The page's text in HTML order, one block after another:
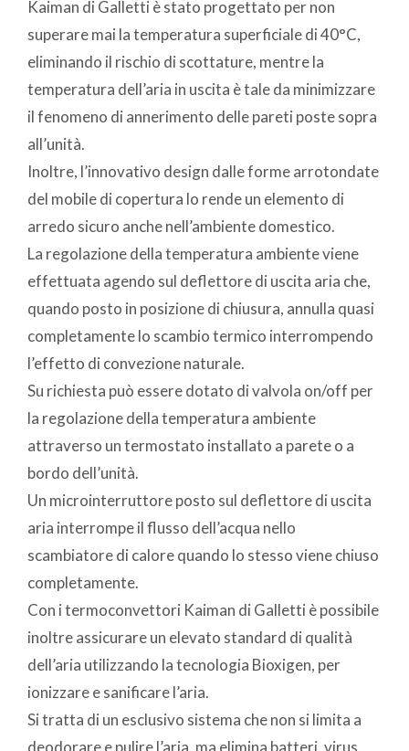
Kaiman di Galletti è stato progettato per non
superare mai la temperatura superficiale di 40°C,
eliminando il rischio di scottature, mentre la
temperatura dell’aria in uscita è tale da minimizzare
il fenomeno di annerimento delle pareti poste sopra
all’unità.
Inoltre, l’innovativo design dalle forme arrotondate
del mobile di copertura lo rende un elemento di
arredo sicuro anche nell’ambiente domestico.
La regolazione della temperatura ambiente viene
effettuata agendo sul deflettore di uscita aria che,
quando posto in posizione di chiusura, annulla quasi
completamente lo scambio termico interrompendo
l’effetto di convezione naturale.
Su richiesta può essere dotato di valvola on/off per
la regolazione della temperatura ambiente
attraverso un termostato installato a parete o a
bordo dell’unità.
Un microinterruttore posto sul deflettore di uscita
aria interrompe il flusso dell’acqua nello
scambiatore di calore quando lo stesso viene chiuso
completamente.
Con i termoconvettori Kaiman di Galletti è possibile
inoltre assicurare un elevato standard di qualità
dell’aria utilizzando la tecnologia Bioxigen, per
ionizzare e sanificare l’aria.
Si tratta di un esclusivo sistema che non si limita a
deodorare e pulire l’aria, ma elimina batteri, virus,